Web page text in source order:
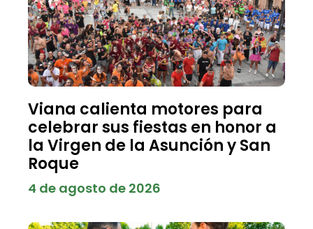
Viana calienta motores para
celebrar sus fiestas en honor a
la Virgen de la Asunción y San
Roque
4 de agosto de 2026